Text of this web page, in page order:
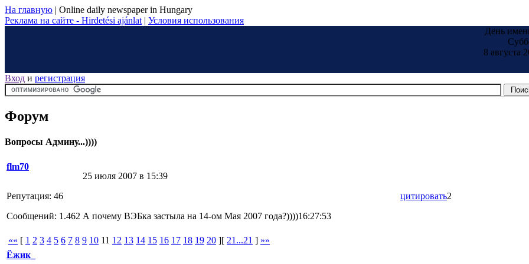
На главную | Online daily newspaper in Hungary
Реклама на сайте - Hirdetési ajánlat | Условия использования
День
8 августа
Вход и регистрация
Форум
Вопросы Админу...))))
flm70
Репутация: 46
Сообщений: 1.462
25 июля 2007 в 15:39
цитировать2
А почему ВЭБка застыла на 14-ом Мая 2007 года?))))16:27:53
«« [ 1 2 3 4 5 6 7 8 9 10 11 12 13 14 15 16 17 18 19 20 ][ 21...21 ] »»
Ёжик_